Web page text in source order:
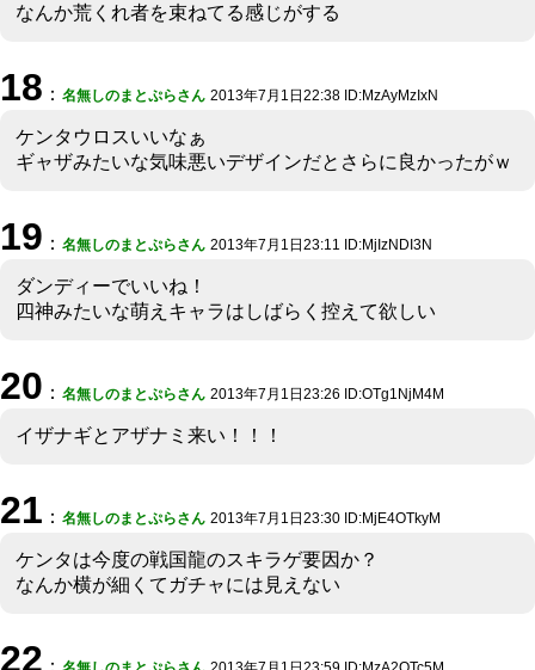
なんか荒くれ者を束ねてる感じがする
18 ： 名無しのまとぷらさん 2013年7月1日22:38 ID:MzAyMzIxN
ケンタウロスいいなぁ
ギャザみたいな気味悪いデザインだとさらに良かったがｗ
19 ： 名無しのまとぷらさん 2013年7月1日23:11 ID:MjIzNDI3N
ダンディーでいいね！
四神みたいな萌えキャラはしばらく控えて欲しい
20 ： 名無しのまとぷらさん 2013年7月1日23:26 ID:OTg1NjM4M
イザナギとアザナミ来い！！！
21 ： 名無しのまとぷらさん 2013年7月1日23:30 ID:MjE4OTkyM
ケンタは今度の戦国龍のスキラゲ要因か？
なんか横が細くてガチャには見えない
22